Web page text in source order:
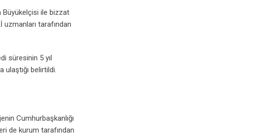
Büyükelçisi ile bizzat
tarafından
süresinin 5 yıl
ulaştığı belirtildi.
Cumhurbaşkanlığı
de kurum tarafından